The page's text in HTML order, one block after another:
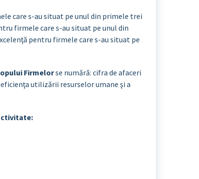
care s-au situat pe unul din primele trei
firmele care s-au situat pe unul din
pentru firmele care s-au situat pe
Firmelorse numără: cifra de afaceri
utilizării resurselor umane şi a